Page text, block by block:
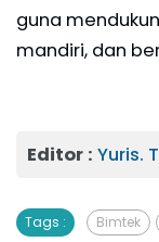
guna
mandiri, dan
Editor : Yuris.
Tags : Bimtek